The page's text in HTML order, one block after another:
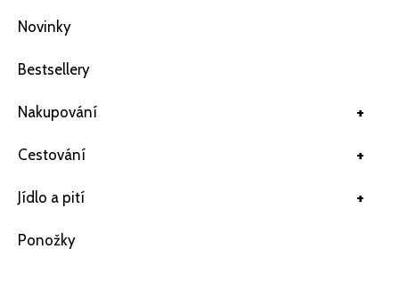
Novinky
Bestsellery
+
Nakupování
+
Cestování
+
Jídlo a pití
Ponožky